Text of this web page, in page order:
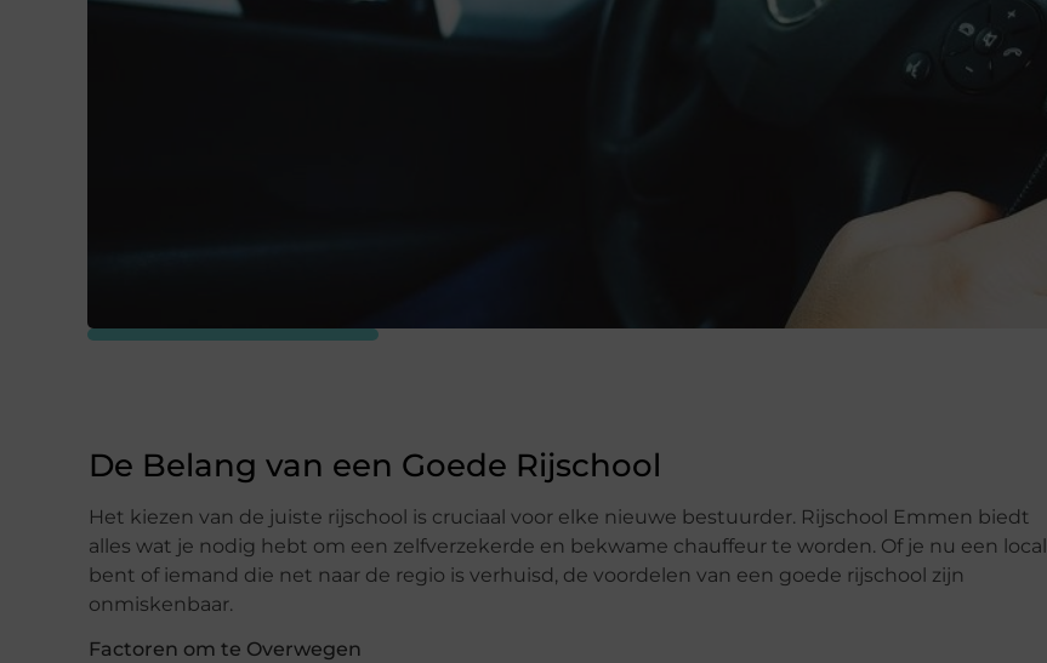
De Belang van een Goede Rijschool
Het kiezen van de juiste rijschool is cruciaal voor elke nieuwe bestuurder. Rijschool Emmen biedt
alles wat je nodig hebt om een zelfverzekerde en bekwame chauffeur te worden. Of je nu een local
bent of iemand die net naar de regio is verhuisd, de voordelen van een goede rijschool zijn
onmiskenbaar.
Factoren om te Overwegen